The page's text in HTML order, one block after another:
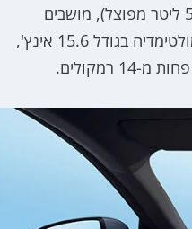
מרווח שמאפשר לשבת באמת בנוח. מדובר ברכב 5 מקומות, עם תא מטען נדיב במיוחד (560 ליטר מפוצל), מושבים
קדמיים חשמליים עם חימום ואוורור, גג פנורמי ענק כולל וילון חשמלי אטום לחלוטין, מסך מולטימדיה בגודל 15.6 אינץ',